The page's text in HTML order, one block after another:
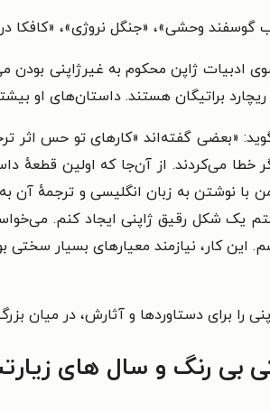
گوسفند وحشی»، «جنگل نروژی»،
ادبیات ژاپن محکوم به غیرژاپنی
براتیگان هستند. داستان‌های او
خود می‌گوید: «بعضی گفته‌اند «کارهای تو
می‌کردند. از آن‌جا که اولین قطعهٔ
من با نوشتن به زبان انگلیسی و ترجمهٔ
یک شکل رقیق ژاپنی ایجاد کنم.
این کار، نیازمند معیارهای بسیار سختی
را برای دستاوردها و آثارش، در میان
بی رنگ و سال های